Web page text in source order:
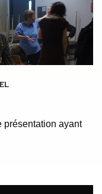
présentation ayant